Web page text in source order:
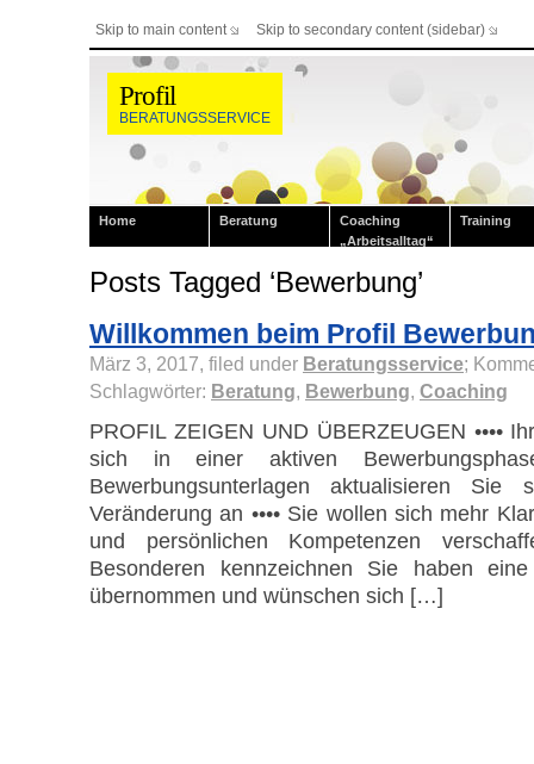
Skip to main content Skip to secondary content (sidebar)
Profil
BERATUNGSSERVICE
Home Beratung
Coaching
„Arbeitsalltag“
Training
Posts Tagged ‘Bewerbung’
Willkommen beim Profil
März 3, 2017, filed under Beratungsservice;
Schlagwörter: Beratung, Bewerbung, Coaching
PROFIL ZEIGEN UND ÜBERZEUGEN ••••
sich in einer aktiven
Bewerbungsunterlagen aktualisieren Sie
Veränderung an •••• Sie wollen sich mehr
und persönlichen Kompetenzen
Besonderen kennzeichnen Sie haben
übernommen und wünschen sich […]